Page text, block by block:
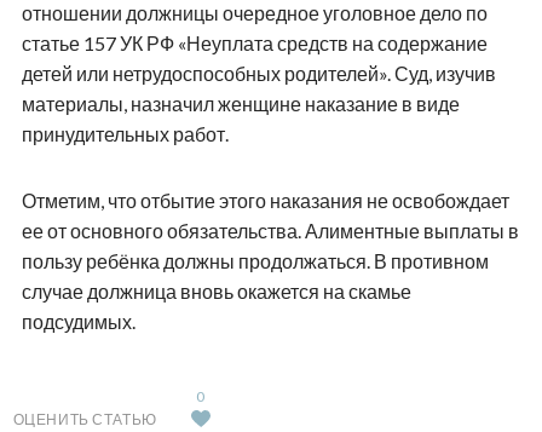
отношении должницы очередное уголовное дело по
статье 157 УК РФ «Неуплата средств на содержание
детей или нетрудоспособных родителей». Суд, изучив
материалы, назначил женщине наказание в виде
принудительных работ.
Отметим, что отбытие этого наказания не освобождает
ее от основного обязательства. Алиментные выплаты в
пользу ребёнка должны продолжаться. В противном
случае должница вновь окажется на скамье
подсудимых.
ОЦЕНИТЬ СТАТЬЮ
0